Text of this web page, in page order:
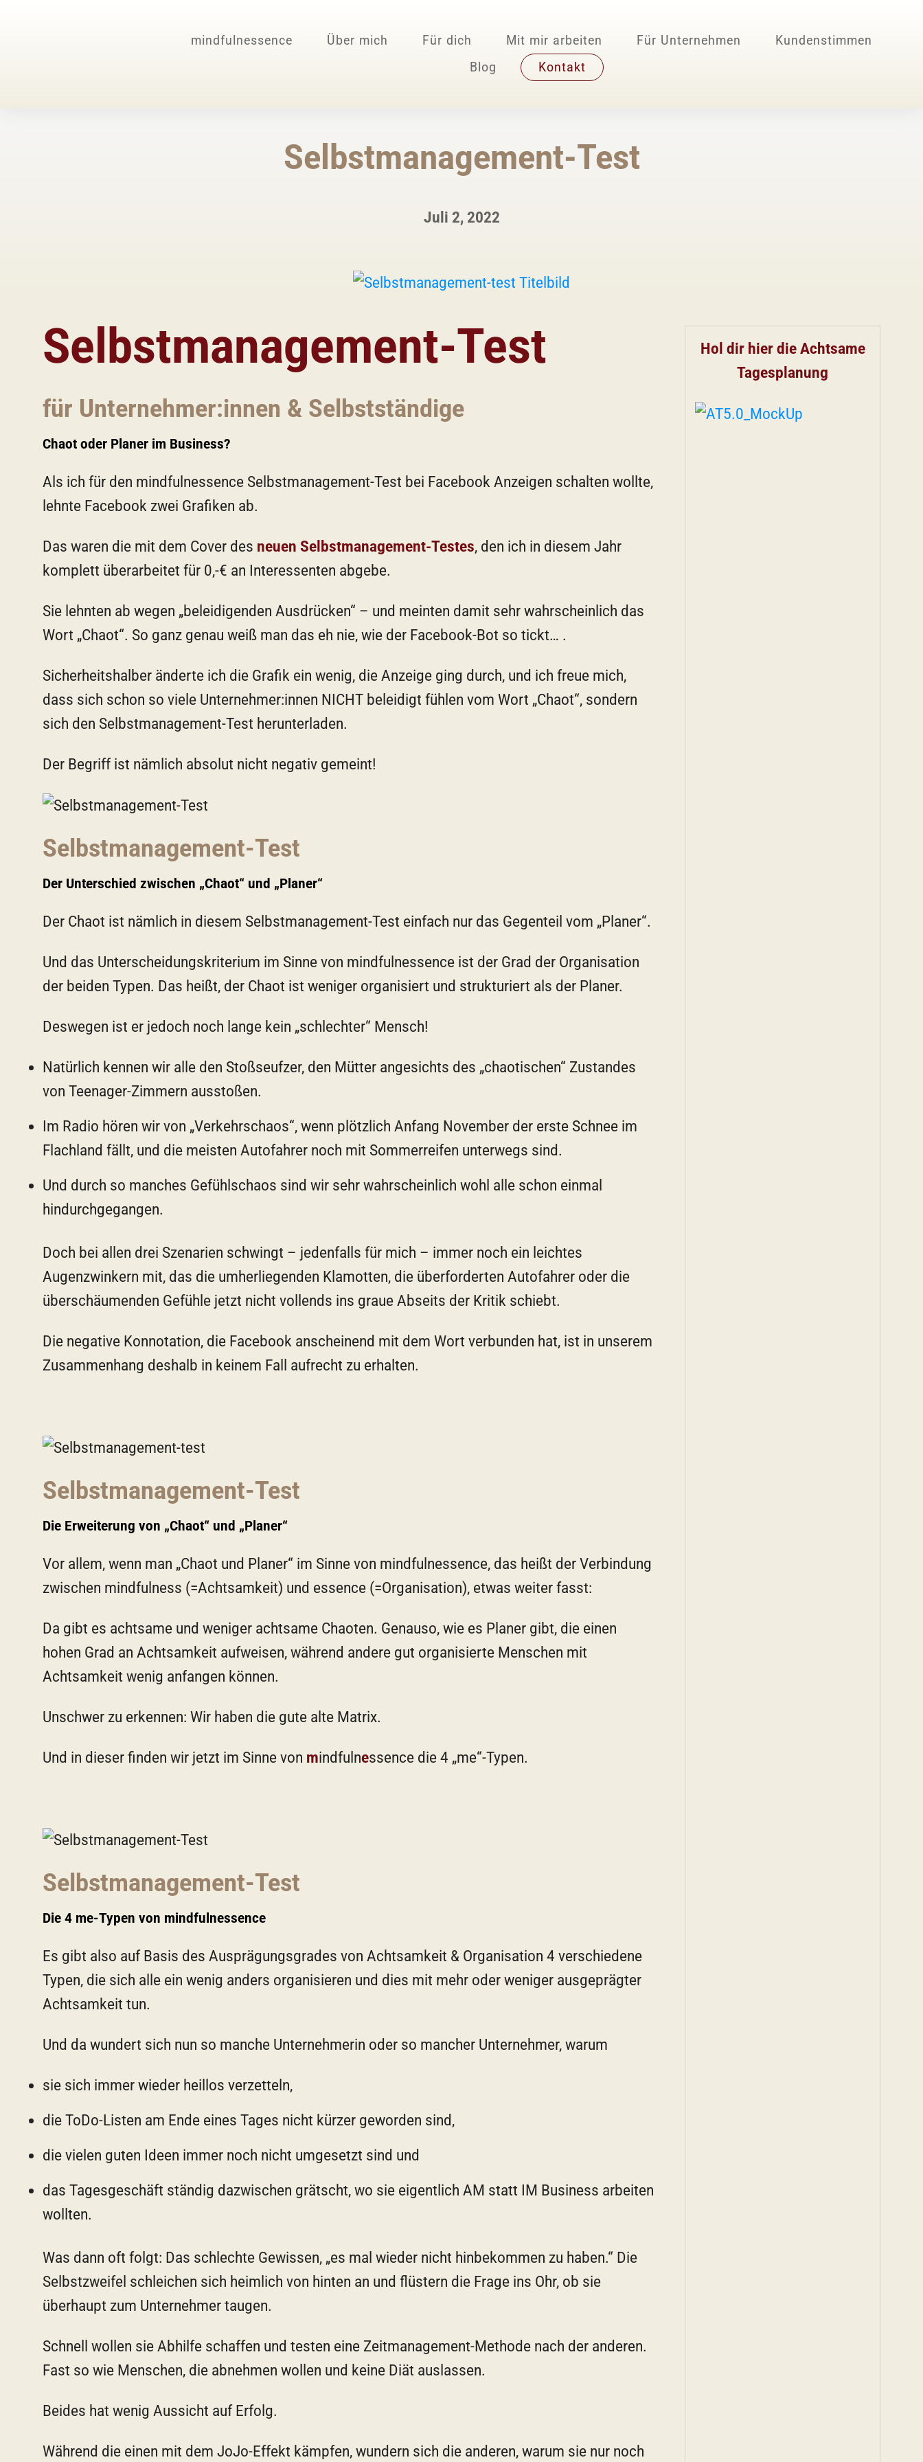
mindfulnessence Über mich Für dich Mit mir arbeiten Für Unternehmen
Kundenstimmen
Blog
Kontakt
Selbstmanagement-Test
Juli 2, 2022
Selbstmanagement-Test
für Unternehmer:innen & Selbstständige
Chaot oder Planer im Business?
Als ich für den mindfulnessence Selbstmanagement-Test bei Facebook Anzeigen schalten wollte,
lehnte Facebook zwei Grafiken ab.
Das waren die mit dem Cover des neuen Selbstmanagement-Testes, den ich in diesem Jahr
komplett überarbeitet für 0,-€ an Interessenten abgebe.
Sie lehnten ab wegen „beleidigenden Ausdrücken“ – und meinten damit sehr wahrscheinlich das
Wort „Chaot“. So ganz genau weiß man das eh nie, wie der Facebook-Bot so tickt… .
Sicherheitshalber änderte ich die Grafik ein wenig, die Anzeige ging durch, und ich freue mich,
dass sich schon so viele Unternehmer:innen NICHT beleidigt fühlen vom Wort „Chaot“, sondern
sich den Selbstmanagement-Test herunterladen.
Der Begriff ist nämlich absolut nicht negativ gemeint!
Selbstmanagement-Test
Der Unterschied zwischen „Chaot“ und „Planer“
Der Chaot ist nämlich in diesem Selbstmanagement-Test einfach nur das Gegenteil vom „Planer“.
Und das Unterscheidungskriterium im Sinne von mindfulnessence ist der Grad der Organisation
der beiden Typen. Das heißt, der Chaot ist weniger organisiert und strukturiert als der Planer.
Deswegen ist er jedoch noch lange kein „schlechter“ Mensch!
Natürlich kennen wir alle den Stoßseufzer, den Mütter angesichts des „chaotischen“ Zustandes
von Teenager-Zimmern ausstoßen.
Im Radio hören wir von „Verkehrschaos“, wenn plötzlich Anfang November der erste Schnee im
Flachland fällt, und die meisten Autofahrer noch mit Sommerreifen unterwegs sind.
Und durch so manches Gefühlschaos sind wir sehr wahrscheinlich wohl alle schon einmal
hindurchgegangen.
Doch bei allen drei Szenarien schwingt – jedenfalls für mich – immer noch ein leichtes
Augenzwinkern mit, das die umherliegenden Klamotten, die überforderten Autofahrer oder die
überschäumenden Gefühle jetzt nicht vollends ins graue Abseits der Kritik schiebt.
Die negative Konnotation, die Facebook anscheinend mit dem Wort verbunden hat, ist in unserem
Zusammenhang deshalb in keinem Fall aufrecht zu erhalten.
Selbstmanagement-Test
Die Erweiterung von „Chaot“ und „Planer“
Vor allem, wenn man „Chaot und Planer“ im Sinne von mindfulnessence, das heißt der Verbindung
zwischen mindfulness (=Achtsamkeit) und essence (=Organisation), etwas weiter fasst:
Da gibt es achtsame und weniger achtsame Chaoten. Genauso, wie es Planer gibt, die einen
hohen Grad an Achtsamkeit aufweisen, während andere gut organisierte Menschen mit
Achtsamkeit wenig anfangen können.
Unschwer zu erkennen: Wir haben die gute alte Matrix.
Und in dieser finden wir jetzt im Sinne von mindfulnessence die 4 „me“-Typen.
Selbstmanagement-Test
Die 4 me-Typen von mindfulnessence
Es gibt also auf Basis des Ausprägungsgrades von Achtsamkeit & Organisation 4 verschiedene
Typen, die sich alle ein wenig anders organisieren und dies mit mehr oder weniger ausgeprägter
Achtsamkeit tun.
Und da wundert sich nun so manche Unternehmerin oder so mancher Unternehmer, warum
sie sich immer wieder heillos verzetteln,
die ToDo-Listen am Ende eines Tages nicht kürzer geworden sind,
die vielen guten Ideen immer noch nicht umgesetzt sind und
das Tagesgeschäft ständig dazwischen grätscht, wo sie eigentlich AM statt IM Business arbeiten
wollten.
Was dann oft folgt: Das schlechte Gewissen, „es mal wieder nicht hinbekommen zu haben.“ Die
Selbstzweifel schleichen sich heimlich von hinten an und flüstern die Frage ins Ohr, ob sie
überhaupt zum Unternehmer taugen.
Schnell wollen sie Abhilfe schaffen und testen eine Zeitmanagement-Methode nach der anderen.
Fast so wie Menschen, die abnehmen wollen und keine Diät auslassen.
Beides hat wenig Aussicht auf Erfolg.
Während die einen mit dem JoJo-Effekt kämpfen, wundern sich die anderen, warum sie nur noch
Hol dir hier die Achtsame
Tagesplanung